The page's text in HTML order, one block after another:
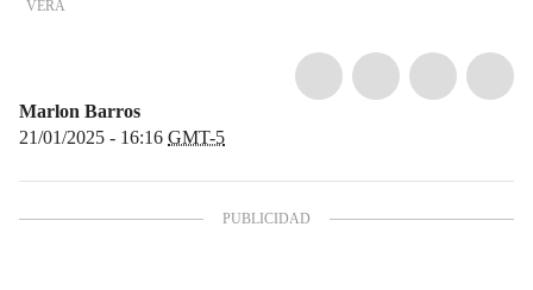
VERA
Marlon Barros
21/01/2025 - 16:16 GMT-5